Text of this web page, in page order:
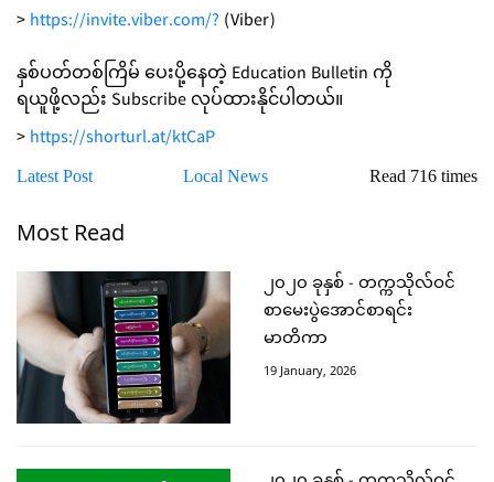
>https://invite.viber.com/? (Viber)
နှစ်ပတ်တစ်ကြိမ် ပေးပို့နေတဲ့ Education Bulletin ကို
ရယူဖို့လည်း Subscribe လုပ်ထားနိုင်ပါတယ်။
>https://shorturl.at/ktCaP
Latest Post Local News Read 716 times
Most Read
၂၀၂၀ ခုနှစ် - တက္ကသိုလ်ဝင်
စာမေးပွဲအောင်စာရင်း
မာတိကာ
19 January, 2026